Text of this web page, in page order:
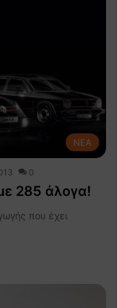
NEA
0
285 άλογα!
που έχει